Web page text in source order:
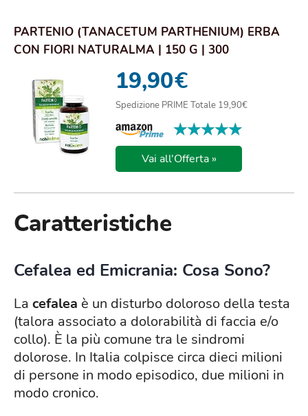
PARTENIO (TANACETUM PARTHENIUM) ERBA
CON FIORI NATURALMA | 150 G | 300
19,90€
Spedizione PRIME Totale 19,90€
★★★★★
★★★★★
Vai all'Offerta »
Caratteristiche
Cefalea ed Emicrania: Cosa Sono?
La cefalea è un disturbo doloroso della testa
(talora associato a dolorabilità di faccia e/o
collo). È la più comune tra le sindromi
dolorose. In Italia colpisce circa dieci milioni
di persone in modo episodico, due milioni in
modo cronico.